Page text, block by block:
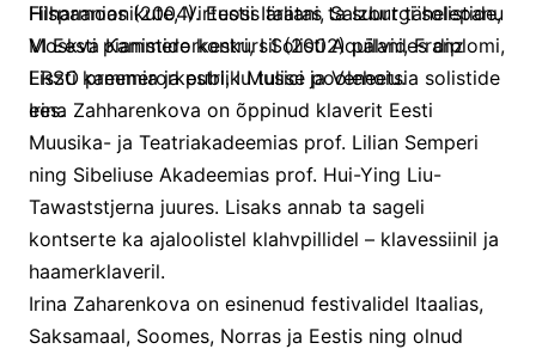
Filharmoonikute, Virtuosi Italiani, Salzburgi solistide,
Moskva Kammerorkestri, I Solisti Aquilani, Franz
Liszti kammerorkestri, I Musici ja Veneetsia solistide
ees.
Hispaanias (2004). Eestis äratas ta suurt tähelepanu
VI Eesti pianistide konkursil (2002) pälvides diplomi,
ERSO preemia ja publiku tulise poolehoiu.
Irina Zahharenkova on õppinud klaverit Eesti
Muusika- ja Teatriakadeemias prof. Lilian Semperi
ning Sibeliuse Akadeemias prof. Hui-Ying Liu-
Tawaststjerna juures. Lisaks annab ta sageli
kontserte ka ajaloolistel klahvpillidel – klavessiinil ja
haamerklaveril.
Irina Zaharenkova on esinenud festivalidel Itaalias,
Saksamaal, Soomes, Norras ja Eestis ning olnud